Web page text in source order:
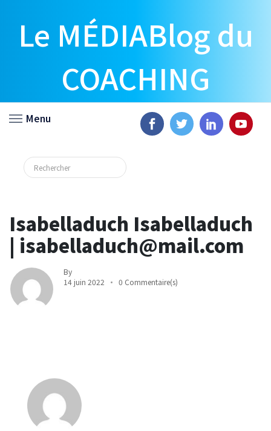
Le MÉDIABlog du
COACHING
Menu
Isabelladuch Isabelladuch
| isabelladuch@mail.com
By
14 juin 2022
0 Commentaire(s)